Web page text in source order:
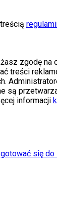
zgodę na
treści
są
informacji
się